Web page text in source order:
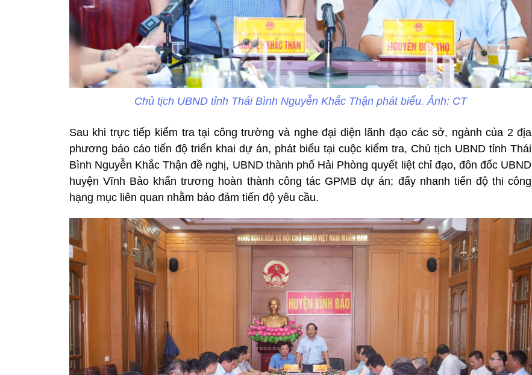
Chủ tịch UBND tỉnh Thái Bình Nguyễn Khắc Thận phát biểu. Ảnh: CT
Sau khi trực tiếp kiểm tra tại công trường và nghe đại diện lãnh đạo các sở, ngành của 2 địa
phương báo cáo tiến độ triển khai dự án, phát biểu tại cuộc kiểm tra, Chủ tịch UBND tỉnh Thái
Bình Nguyễn Khắc Thận đề nghị, UBND thành phố Hải Phòng quyết liệt chỉ đạo, đôn đốc UBND
huyện Vĩnh Bảo khẩn trương hoàn thành công tác GPMB dự án; đẩy nhanh tiến độ thi công
hạng mục liên quan nhằm bảo đảm tiến độ yêu cầu.